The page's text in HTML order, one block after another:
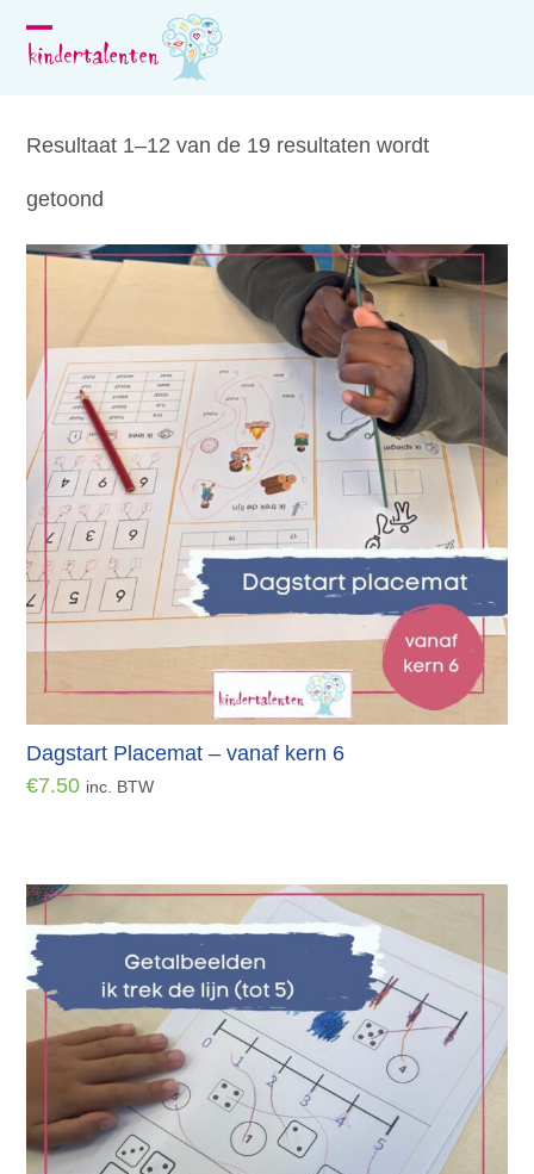
Open
menu
Close
menu
Resultaat 1–12 van de 19 resultaten wordt
getoond
Dagstart Placemat – vanaf kern 6
€7.50 inc. BTW